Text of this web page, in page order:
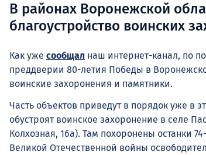
В районах Воронежской
благоустройство воинских
Как уже сообщал наш интернет-канал, по
преддверии 80-летия Победы в
воинские захоронения и памятники.
Часть объектов приведут в порядок уже в
обустроят воинское захоронение в селе
Колхозная, 16а). Там похоронены останки
Великой Отечественной войны